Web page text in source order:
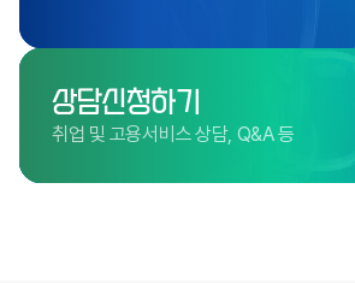
상담신청하기
취업 및 고용서비스 상담, Q&A 등